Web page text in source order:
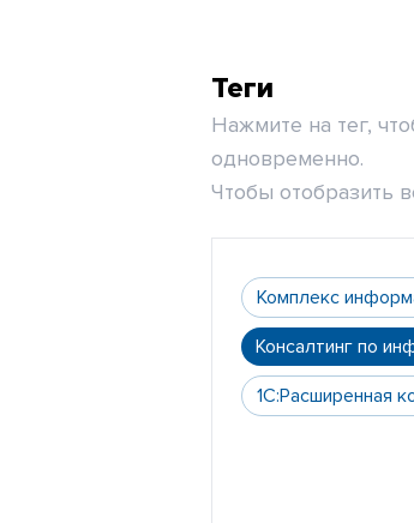
Теги
Нажмите на тег,
одновременно.
Чтобы отобразить
Комплекс
Консалтинг по
1С:Расширенная